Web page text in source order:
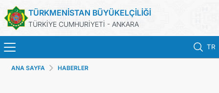
TÜRKMENİSTAN BÜYÜKELÇİLİĞİ
TÜRKİYE CUMHURİYETİ - ANKARA
TR
ANA SAYFA HABERLER